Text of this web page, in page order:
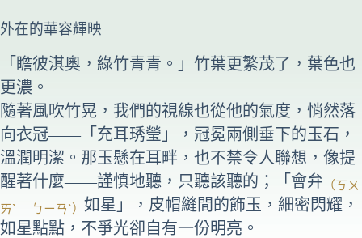
外在的華容輝映
「瞻彼淇奧，綠竹青青。」竹葉更繁茂了，葉色也
更濃。
隨著風吹竹晃，我們的視線也從他的氣度，悄然落
向衣冠——「充耳琇瑩」，冠冕兩側垂下的玉石，
溫潤明潔。那玉懸在耳畔，也不禁令人聯想，像提
醒著什麼——謹慎地聽，只聽該聽的；「會弁 （ㄎㄨ
ㄞˋ ㄅㄧㄢˋ） 如星」，皮帽縫間的飾玉，細密閃耀，
如星點點，不爭光卻自有一份明亮。